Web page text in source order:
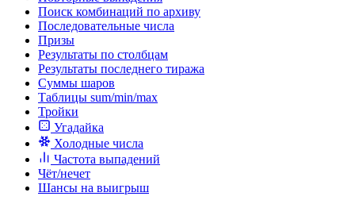
Поиск комбинаций по архиву
Последовательные числа
Призы
Результаты по столбцам
Результаты последнего тиража
Суммы шаров
Таблицы sum/min/max
Тройки
Угадайка
Холодные числа
Частота выпадений
Чёт/нечет
Шансы на выигрыш